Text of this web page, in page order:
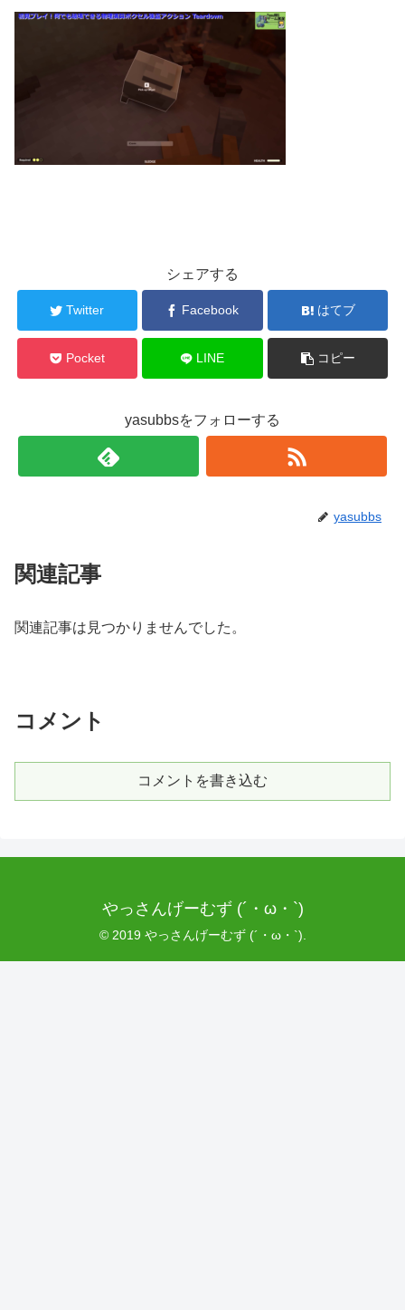
シェアする
Twitter Facebook はてブ
Pocket LINE コピー
yasubbsをフォローする
yasubbs
関連記事
関連記事は見つかりませんでした。
コメント
コメントを書き込む
やっさんげーむず (´・ω・`)
© 2019 やっさんげーむず (´・ω・`).